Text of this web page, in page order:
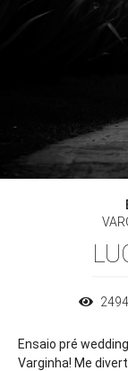
2494
Ensaio pré
Varginha! Me